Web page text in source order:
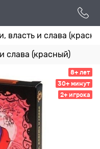
власть и слава
слава (красный)
8+ лет
30+ минут
2+ игрока